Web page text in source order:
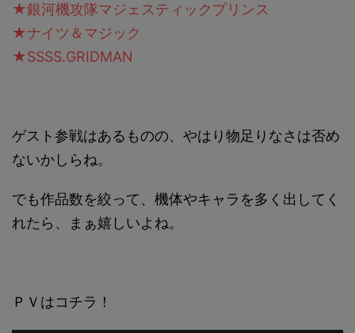
★銀河機攻隊マジェスティックプリンス
★ナイツ＆マジック
★SSSS.GRIDMAN
ゲスト参戦はあるものの、やはり物足りなさは否め
ないかしらね。
でも作品数を絞って、機体やキャラを多く出してく
れたら、まぁ嬉しいよね。
ＰＶはコチラ！